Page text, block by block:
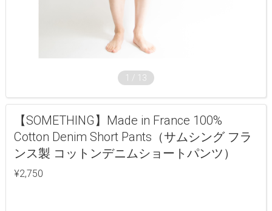
1 / 13
【SOMETHING】Made in France 100%
Cotton Denim Short Pants（サムシング フラ
ンス製 コットンデニムショートパンツ）
¥2,750